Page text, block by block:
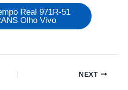
Real 971R-51
Olho Vivo
NEXT